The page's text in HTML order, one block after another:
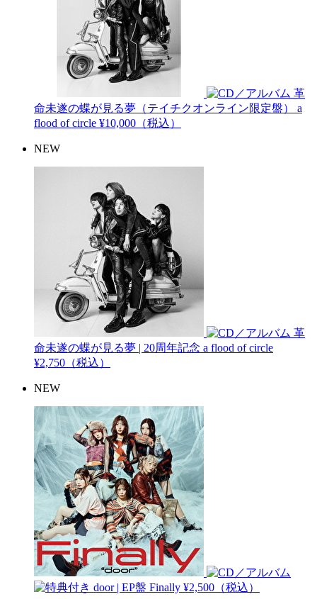
革
命未遂の蝶が見る夢（テイチクオンライン限定盤） a
flood of circle ¥10,000（税込）
NEW
革
命未遂の蝶が見る夢 | 20周年記念 a flood of circle
¥2,750（税込）
NEW
door | EP盤 Finally ¥2,500（税込）